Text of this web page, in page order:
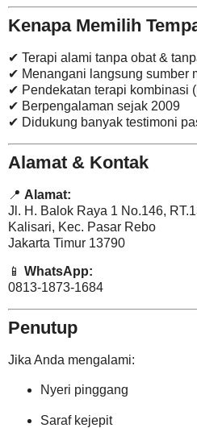
Kenapa Memilih
✔ Terapi alami tanpa obat &
✔ Menangani langsung sumber
✔ Pendekatan terapi kombinasi
✔ Berpengalaman sejak 2009
✔ Didukung banyak testimoni
Alamat & Kontak
📍 Alamat:
Jl. H. Balok Raya 1 No.146,
Kalisari, Kec. Pasar Rebo
Jakarta Timur 13790
📱 WhatsApp:
0813-1873-1684
Penutup
Jika Anda mengalami:
Nyeri pinggang
Saraf kejepit